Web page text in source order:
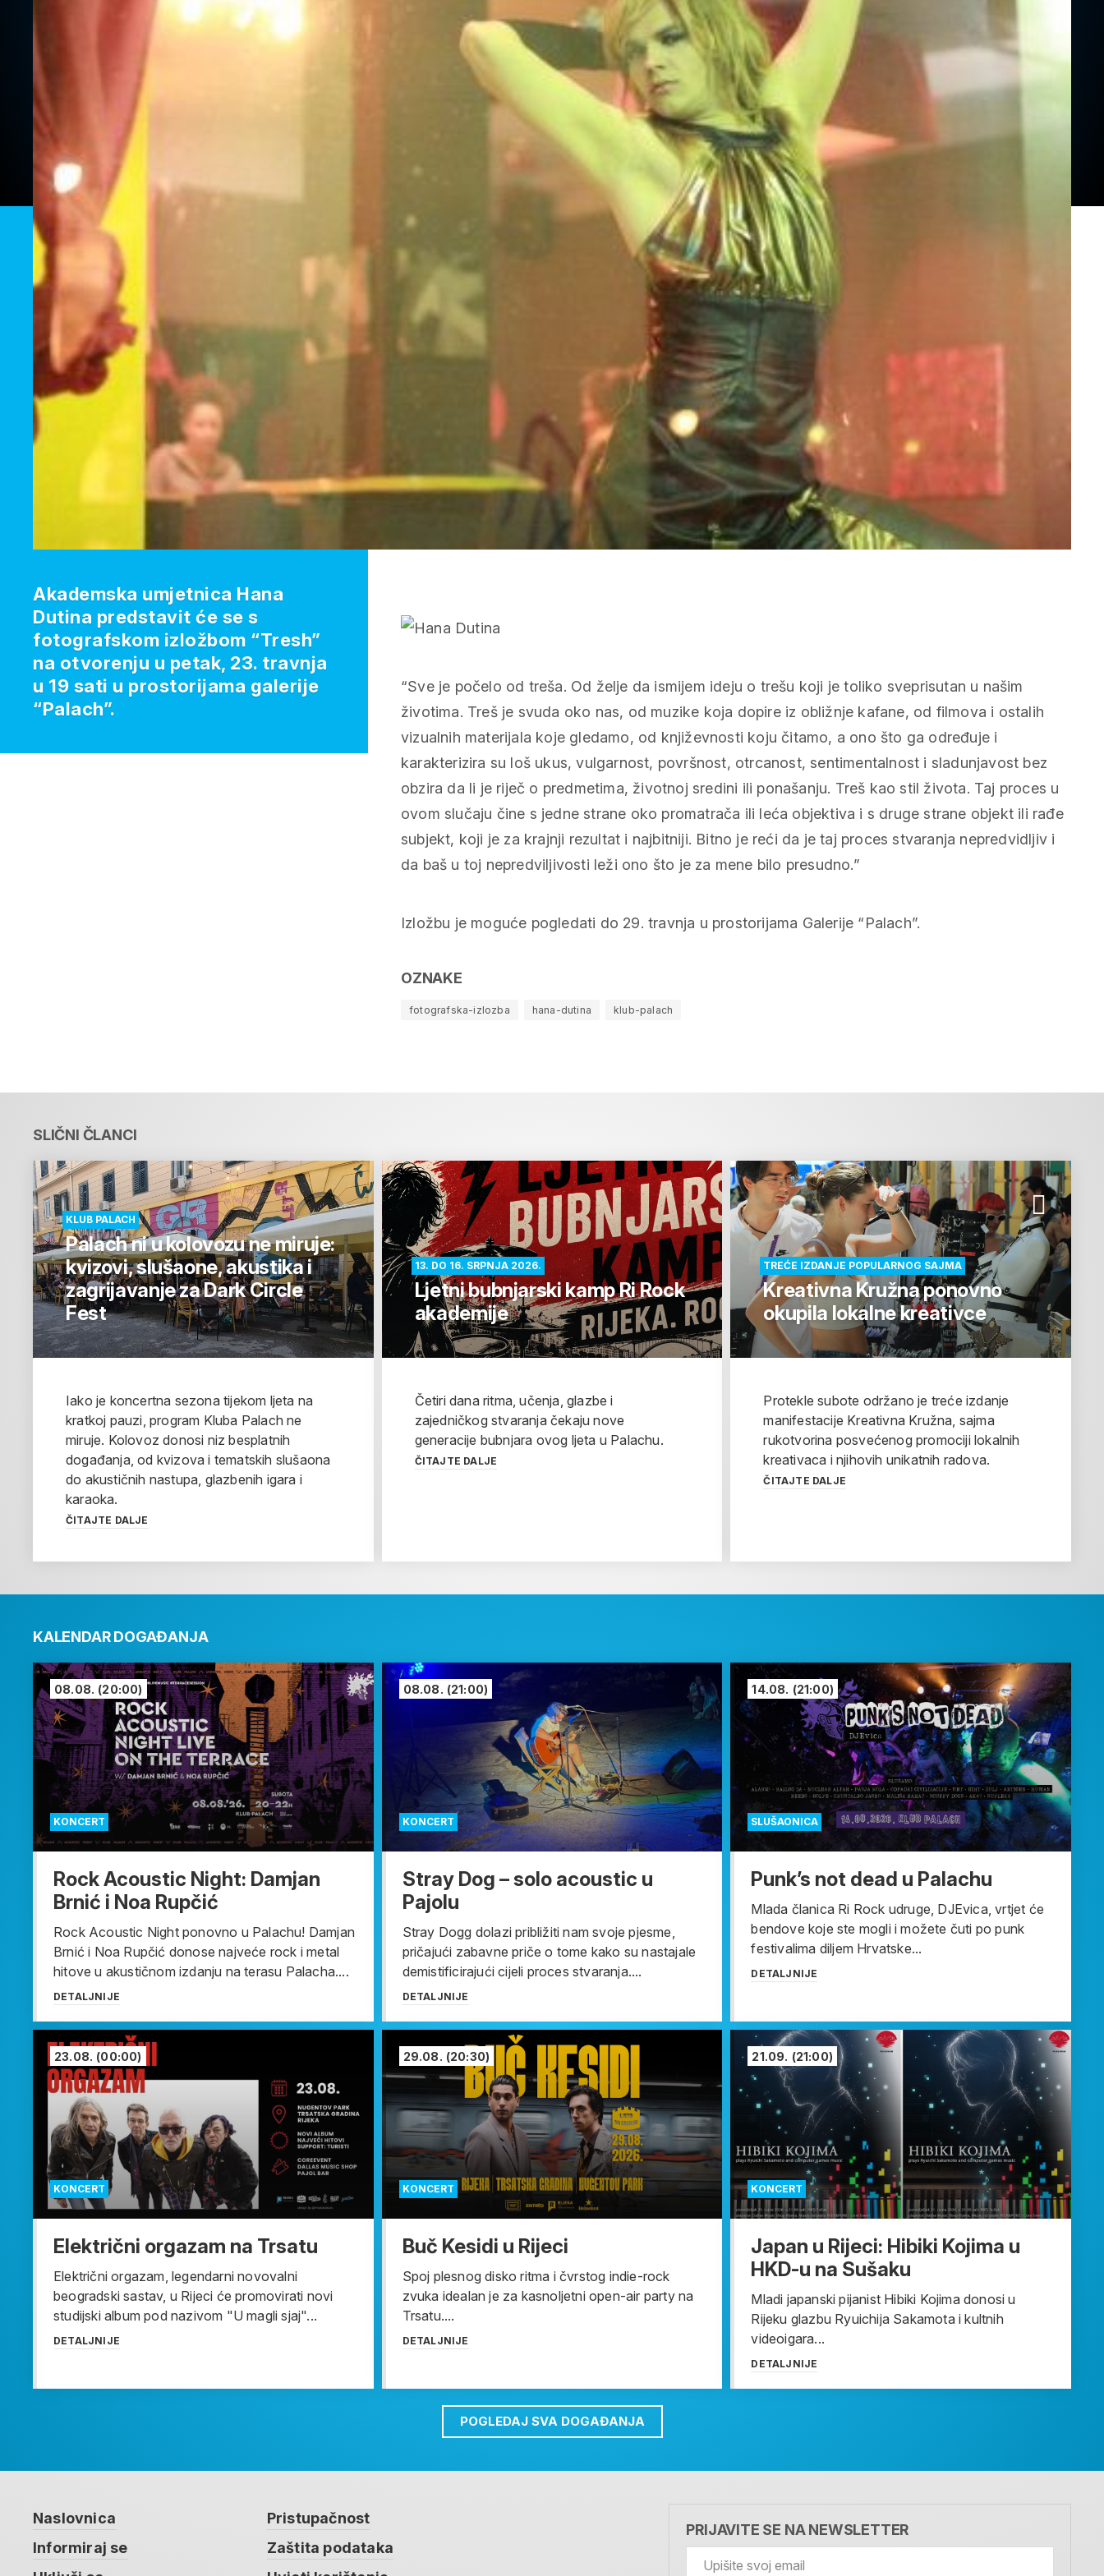
“Sve je počelo od treša. Od želje da ismijem ideju o trešu koji je toliko sveprisutan u našim
životima. Treš je svuda oko nas, od muzike koja dopire iz obližnje kafane, od filmova i ostalih
vizualnih materijala koje gledamo, od književnosti koju čitamo, a ono što ga određuje i
karakterizira su loš ukus, vulgarnost, površnost, otrcanost, sentimentalnost i sladunjavost bez
obzira da li je riječ o predmetima, životnoj sredini ili ponašanju. Treš kao stil života. Taj proces u
ovom slučaju čine s jedne strane oko promatrača ili leća objektiva i s druge strane objekt ili rađe
subjekt, koji je za krajnji rezultat i najbitniji. Bitno je reći da je taj proces stvaranja nepredvidljiv i
da baš u toj nepredviljivosti leži ono što je za mene bilo presudno.”
Izložbu je moguće pogledati do 29. travnja u prostorijama Galerije “Palach”.
OZNAKE
fotografska-izlozba hana-dutina klub-palach
Akademska umjetnica Hana
Dutina predstavit će se s
fotografskom izložbom “Tresh”
na otvorenju u petak, 23. travnja
u 19 sati u prostorijama galerije
“Palach”.
SLIČNI ČLANCI
KLUB PALACH
Palach ni u kolovozu ne miruje:
kvizovi, slušaone, akustika i
zagrijavanje za Dark Circle
Fest
Iako je koncertna sezona tijekom ljeta na
kratkoj pauzi, program Kluba Palach ne
miruje. Kolovoz donosi niz besplatnih
događanja, od kvizova i tematskih slušaona
do akustičnih nastupa, glazbenih igara i
karaoka.
ČITAJTE DALJE
13. DO 16. SRPNJA 2026.
Ljetni bubnjarski kamp Ri Rock
akademije
Četiri dana ritma, učenja, glazbe i
zajedničkog stvaranja čekaju nove
generacije bubnjara ovog ljeta u Palachu.
ČITAJTE DALJE
TREĆE IZDANJE POPULARNOG SAJMA
Kreativna Kružna ponovno
okupila lokalne kreativce
Protekle subote održano je treće izdanje
manifestacije Kreativna Kružna, sajma
rukotvorina posvećenog promociji lokalnih
kreativaca i njihovih unikatnih radova.
ČITAJTE DALJE
KALENDAR DOGAĐANJA
KONCERT
08.08. (20:00)
Rock Acoustic Night: Damjan
Brnić i Noa Rupčić
Rock Acoustic Night ponovno u Palachu! Damjan
Brnić i Noa Rupčić donose najveće rock i metal
hitove u akustičnom izdanju na terasu Palacha....
DETALJNIJE
KONCERT
08.08. (21:00)
Stray Dog – solo acoustic u
Pajolu
Stray Dogg dolazi približiti nam svoje pjesme,
pričajući zabavne priče o tome kako su nastajale
demistificirajući cijeli proces stvaranja....
DETALJNIJE
SLUŠAONICA
14.08. (21:00)
Punk’s not dead u Palachu
Mlada članica Ri Rock udruge, DJEvica, vrtjet će
bendove koje ste mogli i možete čuti po punk
festivalima diljem Hrvatske...
DETALJNIJE
KONCERT
23.08. (00:00)
Električni orgazam na Trsatu
Električni orgazam, legendarni novovalni
beogradski sastav, u Rijeci će promovirati novi
studijski album pod nazivom "U magli sjaj"...
DETALJNIJE
KONCERT
29.08. (20:30)
Buč Kesidi u Rijeci
Spoj plesnog disko ritma i čvrstog indie-rock
zvuka idealan je za kasnoljetni open-air party na
Trsatu....
DETALJNIJE
KONCERT
21.09. (21:00)
Japan u Rijeci: Hibiki Kojima u
HKD-u na Sušaku
Mladi japanski pijanist Hibiki Kojima donosi u
Rijeku glazbu Ryuichija Sakamota i kultnih
videoigara...
DETALJNIJE
POGLEDAJ SVA DOGAĐANJA
Naslovnica
Informiraj se
Pristupačnost
Zaštita podataka
PRIJAVITE SE NA NEWSLETTER